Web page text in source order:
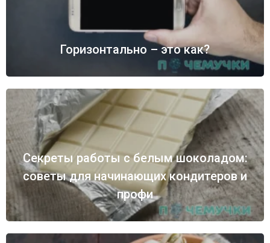
Горизонтально – это как?
Секреты работы с белым шоколадом:
советы для начинающих кондитеров и
профи